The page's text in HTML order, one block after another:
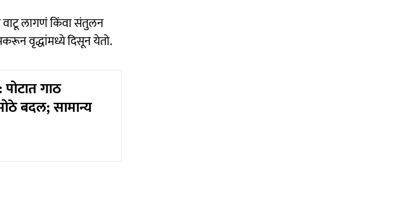
वाटू लागणं किंवा संतुलन
वृद्धांमध्ये दिसून येतो.
गाठ
बदल; सामान्य